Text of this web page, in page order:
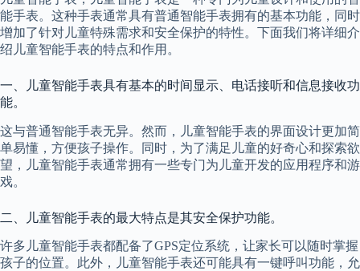
能手表。这种手表通常具有普通智能手表拥有的基本功能，同时
增加了针对儿童特殊需求和安全保护的特性。下面我们将详细介
绍儿童智能手表的特点和作用。
一、儿童智能手表具有基本的时间显示、电话接听和信息接收功
能。
这与普通智能手表无异。然而，儿童智能手表的界面设计更加简
单易懂，方便孩子操作。同时，为了满足儿童的好奇心和探索欲
望，儿童智能手表通常拥有一些专门为儿童开发的应用程序和游
戏。
二、儿童智能手表的最大特点是其安全保护功能。
许多儿童智能手表都配备了GPS定位系统，让家长可以随时掌握
孩子的位置。此外，儿童智能手表还可能具有一键呼叫功能，允